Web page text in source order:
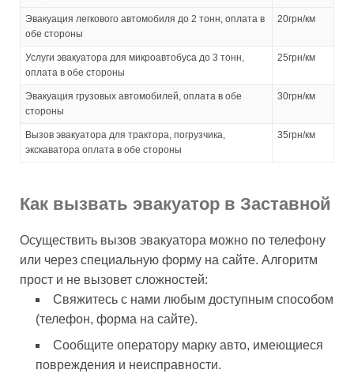
Эвакуация легкового автомобиля до 2 тонн, оплата в
обе стороны
20грн/км
Услуги эвакуатора для микроавтобуса до 3 тонн,
оплата в обе стороны
25грн/км
Эвакуация грузовых автомобилей, оплата в обе
стороны
30грн/км
Вызов эвакуатора для трактора, погрузчика,
экскаватора оплата в обе стороны
35грн/км
Как вызвать эвакуатор в Заставной
Осуществить вызов эвакуатора можно по телефону
или через специальную форму на сайте. Алгоритм
прост и не вызовет сложностей:
Свяжитесь с нами любым доступным способом
(телефон, форма на сайте).
Сообщите оператору марку авто, имеющиеся
повреждения и неисправности.